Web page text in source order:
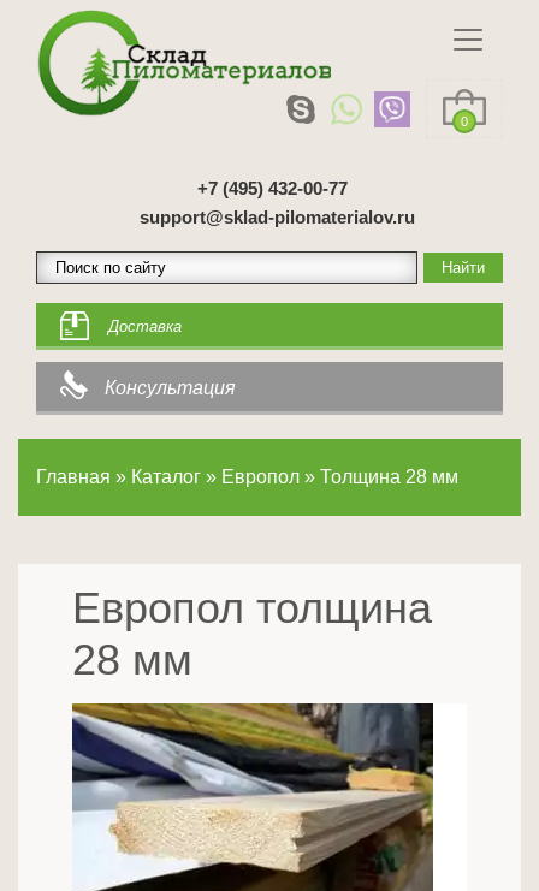
0
+7 (495) 432-00-77
support@sklad-pilomaterialov.ru
Доставка
Консультация
Главная » Каталог » Европол » Толщина 28 мм
Европол толщина
28 мм